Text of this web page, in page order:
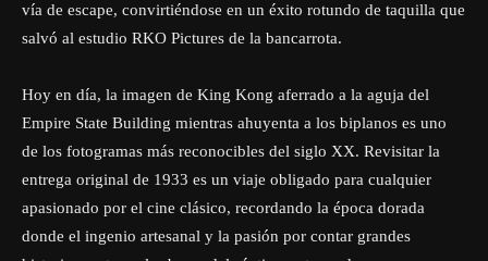
vía de escape, convirtiéndose en un éxito rotundo de taquilla que
salvó al estudio RKO Pictures de la bancarrota.
Hoy en día, la imagen de King Kong aferrado a la aguja del
Empire State Building mientras ahuyenta a los biplanos es uno
de los fotogramas más reconocibles del siglo XX. Revisitar la
entrega original de 1933 es un viaje obligado para cualquier
apasionado por el cine clásico, recordando la época dorada
donde el ingenio artesanal y la pasión por contar grandes